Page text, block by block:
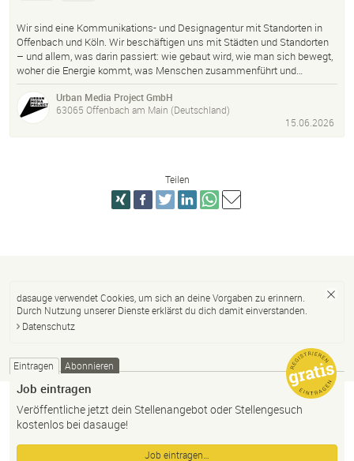
Wir sind eine Kommunikations- und Designagentur mit Standorten in
Offenbach und Köln. Wir beschäftigen uns mit Städten und Standorten
– und allem, was darin passiert: wie gebaut wird, wie man sich bewegt,
woher die Energie kommt, was Menschen zusammenführt und…
Urban Media Project GmbH
63065 Offenbach am Main (Deutschland)
15.06.2026
Teilen
dasauge verwendet Cookies, um sich an deine Vorgaben zu erinnern.
Durch Nutzung unserer Dienste erklärst du dich damit einverstanden.
Datenschutz
Eintragen Abonnieren
Job eintragen
Veröffentliche jetzt dein Stellenangebot oder Stellengesuch
kostenlos bei dasauge!
Job eintragen…